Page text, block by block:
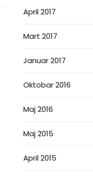
April 2017
Mart 2017
Januar 2017
Oktobar 2016
Maj 2016
Maj 2015
April 2015